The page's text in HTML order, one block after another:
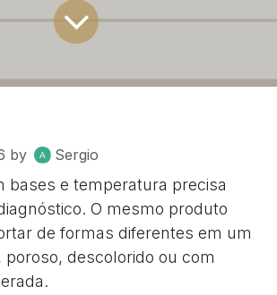
by Sergio
bases e temperatura precisa
O mesmo produto
de formas diferentes em um
descolorido ou com